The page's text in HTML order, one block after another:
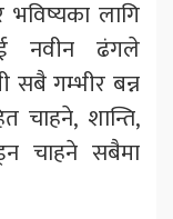
लागि
नवीन ढंगले
सबै गम्भीर बन्न
शान्ति,
चाहने सबैमा